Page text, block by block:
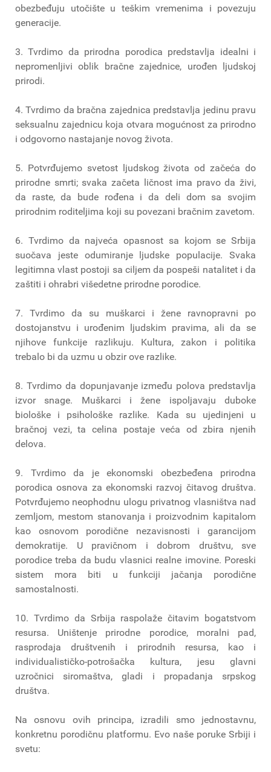
obezbeđuju utočište u teškim vremenima i povezuju
generacije.
3. Tvrdimo da prirodna porodica predstavlja idealni i
nepromenljivi oblik bračne zajednice, urođen ljudskoj
prirodi.
4. Tvrdimo da bračna zajednica predstavlja jedinu pravu
seksualnu zajednicu koja otvara mogućnost za prirodno
i odgovorno nastajanje novog života.
5. Potvrđujemo svetost ljudskog života od začeća do
prirodne smrti; svaka začeta ličnost ima pravo da živi,
da raste, da bude rođena i da deli dom sa svojim
prirodnim roditeljima koji su povezani bračnim zavetom.
6. Tvrdimo da najveća opasnost sa kojom se Srbija
suočava jeste odumiranje ljudske populacije. Svaka
legitimna vlast postoji sa ciljem da pospeši natalitet i da
zaštiti i ohrabri višedetne prirodne porodice.
7. Tvrdimo da su muškarci i žene ravnopravni po
dostojanstvu i urođenim ljudskim pravima, ali da se
njihove funkcije razlikuju. Kultura, zakon i politika
trebalo bi da uzmu u obzir ove razlike.
8. Tvrdimo da dopunjavanje između polova predstavlja
izvor snage. Muškarci i žene ispoljavaju duboke
biološke i psihološke razlike. Kada su ujedinjeni u
bračnoj vezi, ta celina postaje veća od zbira njenih
delova.
9. Tvrdimo da je ekonomski obezbeđena prirodna
porodica osnova za ekonomski razvoj čitavog društva.
Potvrđujemo neophodnu ulogu privatnog vlasništva nad
zemljom, mestom stanovanja i proizvodnim kapitalom
kao osnovom porodične nezavisnosti i garancijom
demokratije. U pravičnom i dobrom društvu, sve
porodice treba da budu vlasnici realne imovine. Poreski
sistem mora biti u funkciji jačanja porodične
samostalnosti.
10. Tvrdimo da Srbija raspolaže čitavim bogatstvom
resursa. Uništenje prirodne porodice, moralni pad,
rasprodaja društvenih i prirodnih resursa, kao i
individualističko-potrošačka kultura, jesu glavni
uzročnici siromaštva, gladi i propadanja srpskog
društva.
Na osnovu ovih principa, izradili smo jednostavnu,
konkretnu porodičnu platformu. Evo naše poruke Srbiji i
svetu: